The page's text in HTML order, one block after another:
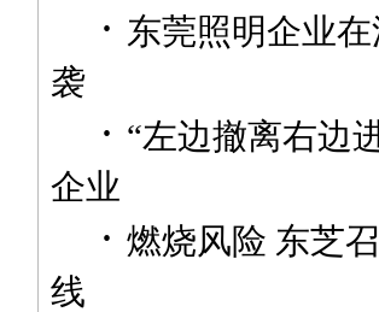
· 东莞照明企业
袭
· “左边撤离右边
企业
· 燃烧风险 东芝
线